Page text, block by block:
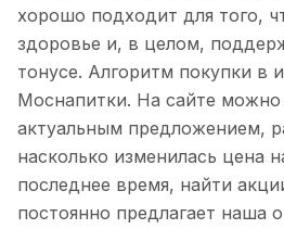
хорошо подходит для того,
здоровье и, в целом,
тонусе. Алгоритм покупки в
Моснапитки. На сайте можно
актуальным предложением,
насколько изменилась цена
последнее время, найти
постоянно предлагает наша